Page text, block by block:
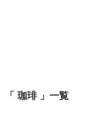
「 珈琲 」一覧